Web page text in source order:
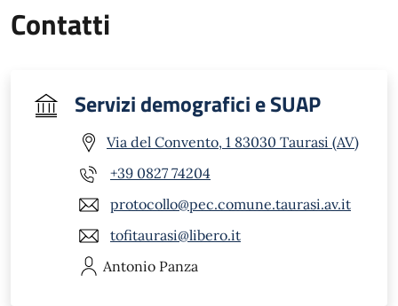
Contatti
Servizi demografici e SUAP
Via del Convento, 1 83030 Taurasi (AV)
+39 0827 74204
protocollo@pec.comune.taurasi.av.it
tofitaurasi@libero.it
Antonio Panza